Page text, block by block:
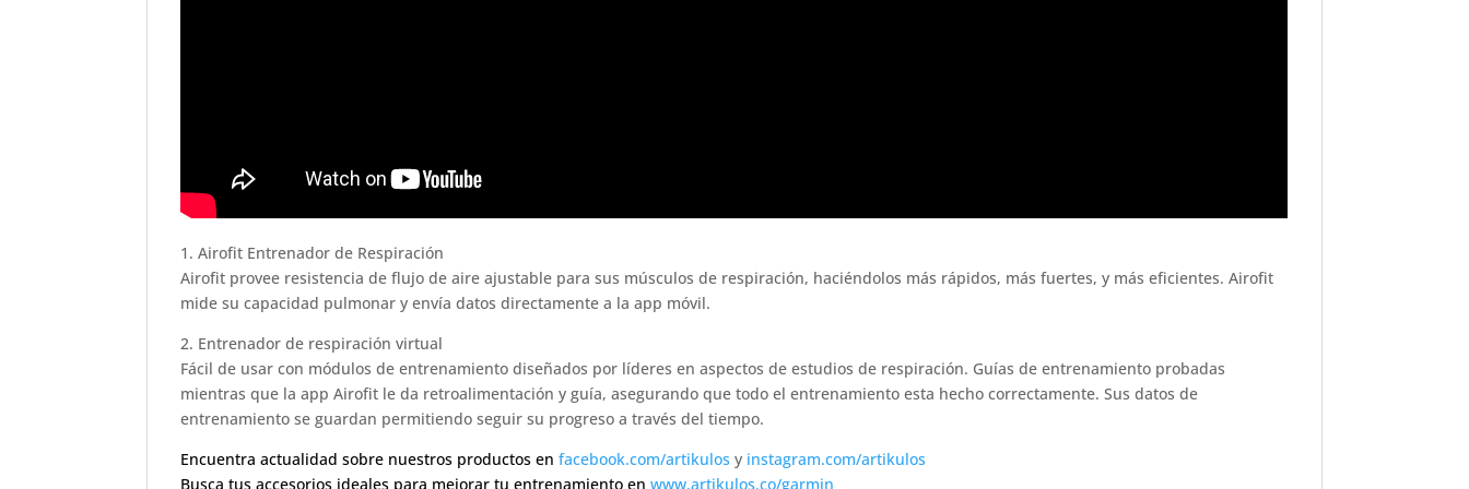
1. Airofit Entrenador de Respiración
Airofit provee resistencia de flujo de aire ajustable para sus músculos de respiración, haciéndolos más rápidos, más fuertes, y más eficientes. Airofit
mide su capacidad pulmonar y envía datos directamente a la app móvil.
2. Entrenador de respiración virtual
Fácil de usar con módulos de entrenamiento diseñados por líderes en aspectos de estudios de respiración. Guías de entrenamiento probadas
mientras que la app Airofit le da retroalimentación y guía, asegurando que todo el entrenamiento esta hecho correctamente. Sus datos de
entrenamiento se guardan permitiendo seguir su progreso a través del tiempo.
Encuentra actualidad sobre nuestros productos en facebook.com/artikulos y instagram.com/artikulos
Busca tus accesorios ideales para mejorar tu entrenamiento enwww.artikulos.co/garmin